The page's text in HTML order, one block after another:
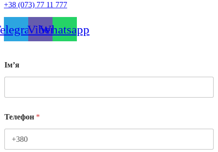
+38 (073) 77 11 777
ViberWhatsapp
Імʼя
Телефон *